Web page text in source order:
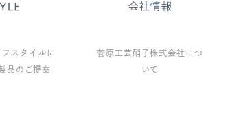
スタイルに
品のご提案
菅原工芸硝子株式会社につ
いて